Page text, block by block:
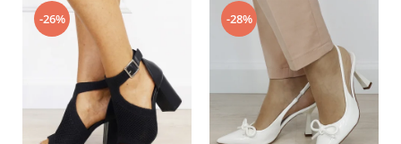
-26% -28%